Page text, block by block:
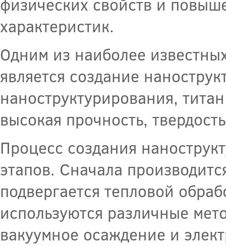
физических свойств и
характеристик.
Одним из наиболее
является создание
наноструктурирования,
высокая прочность,
Процесс создания
этапов. Сначала
подвергается тепловой
используются различные
вакуумное осаждение и